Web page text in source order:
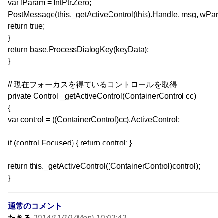
var lParam = IntPtr.Zero;
PostMessage(this._getActiveControl(this).Handle, msg,
return true;
}
return base.ProcessDialogKey(keyData);
}
// 現在フォーカスを得ているコントロールを取得
private Control _getActiveControl(ContainerControl cc)
{
var control = ((ContainerControl)cc).ActiveControl;
if (control.Focused) { return control; }
return this._getActiveControl((ContainerControl)control);
}
通常のコメント